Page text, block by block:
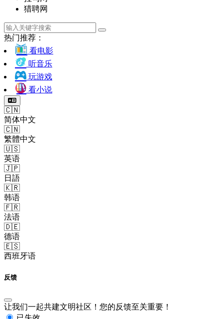
猎聘网
热门推荐：
看电影
听音乐
玩游戏
看小说
🇨🇳
简体中文
🇨🇳
繁體中文
🇺🇸
英语
🇯🇵
日語
🇰🇷
韩语
🇫🇷
法语
🇩🇪
德语
🇪🇸
西班牙语
反馈
让我们一起共建文明社区！您的反馈至关重要！